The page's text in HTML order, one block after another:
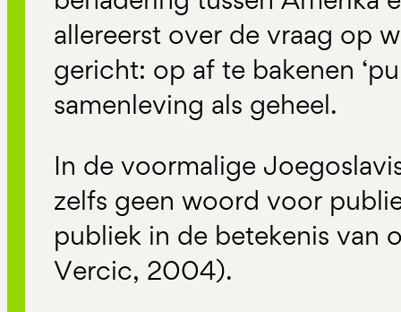
allereerst over de vraag op
gericht: op af te bakenen
samenleving als geheel.
In de voormalige
zelfs geen woord voor
publiek in de betekenis van
Vercic, 2004).